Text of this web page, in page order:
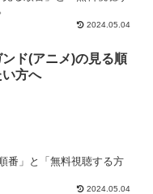
2024.05.04
ド(アニメ)の見る順
方へ
番」と「無料視聴する方
2024.05.04